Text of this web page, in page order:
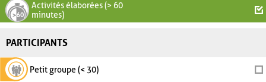
Activités élaborées (> 60
minutes)
PARTICIPANTS
Petit groupe (< 30)